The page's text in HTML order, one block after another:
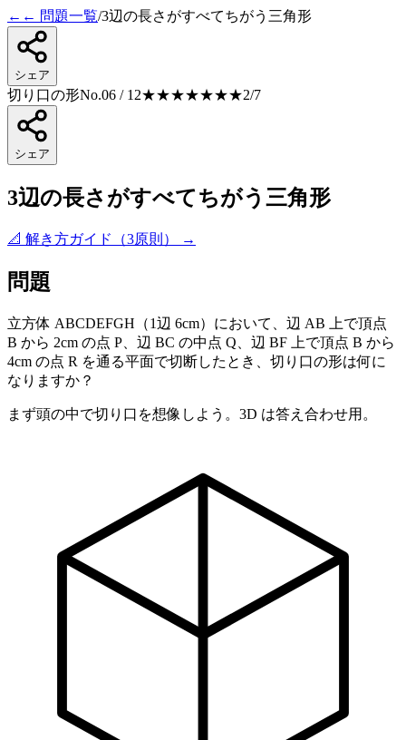
← ← 問題一覧/3辺の長さがすべてちがう三角形
シェア
切り口の形No.06 / 12★★★★★★★2/7
シェア
3辺の長さがすべてちがう三角形
📐 解き方ガイド（3原則） →
問題
立方体 ABCDEFGH（1辺 6cm）において、辺 AB 上で頂点
B から 2cm の点 P、辺 BC の中点 Q、辺 BF 上で頂点 B から
4cm の点 R を通る平面で切断したとき、切り口の形は何に
なりますか？
まず頭の中で切り口を想像しよう。 3D は答え合わせ用。